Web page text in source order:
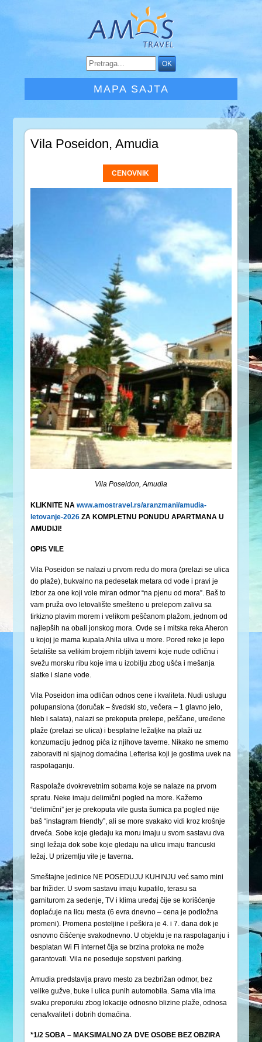
MAPA SAJTA
Vila Poseidon, Amudia
CENOVNIK
Vila Poseidon, Amudia
KLIKNITE NAwww.amostravel.rs/aranzmani/amudia-
letovanje-2026 ZA KOMPLETNU PONUDU APARTMANA U
AMUDIJI!
OPIS VILE
Vila Poseidon se nalazi u prvom redu do mora (prelazi se ulica
do plaže), bukvalno na pedesetak metara od vode i pravi je
izbor za one koji vole miran odmor “na pjenu od mora”. Baš to
vam pruža ovo letovalište smešteno u prelepom zalivu sa
tirkizno plavim morem i velikom peščanom plažom, jednom od
najlepših na obali jonskog mora. Ovde se i mitska reka Aheron
u kojoj je mama kupala Ahila uliva u more. Pored reke je lepo
šetalište sa velikim brojem ribljih taverni koje nude odličnu i
svežu morsku ribu koje ima u izobilju zbog ušća i mešanja
slatke i slane vode.
Vila Poseidon ima odličan odnos cene i kvaliteta. Nudi uslugu
polupansiona (doručak – švedski sto, večera – 1 glavno jelo,
hleb i salata), nalazi se prekoputa prelepe, peščane, uređene
plaže (prelazi se ulica) i besplatne ležaljke na plaži uz
konzumaciju jednog pića iz njihove taverne. Nikako ne smemo
zaboraviti ni sjajnog domaćina Lefterisa koji je gostima uvek na
raspolaganju.
Raspolaže dvokrevetnim sobama koje se nalaze na prvom
spratu. Neke imaju delimični pogled na more. Kažemo
“delimični” jer je prekoputa vile gusta šumica pa pogled nije
baš “instagram friendly”, ali se more svakako vidi kroz krošnje
drveća. Sobe koje gledaju ka moru imaju u svom sastavu dva
singl ležaja dok sobe koje gledaju na ulicu imaju francuski
ležaj. U prizemlju vile je taverna.
Smeštajne jedinice NE POSEDUJU KUHINJU već samo mini
bar frižider. U svom sastavu imaju kupatilo, terasu sa
garniturom za sedenje, TV i klima uređaj čije se korišćenje
doplaćuje na licu mesta (6 evra dnevno – cena je podložna
promeni). Promena posteljine i peškira je 4. i 7. dana dok je
osnovno čišćenje svakodnevno. U objektu je na raspolaganju i
besplatan Wi Fi internet čija se brzina protoka ne može
garantovati. Vila ne poseduje sopstveni parking.
Amudia predstavlja pravo mesto za bezbrižan odmor, bez
velike gužve, buke i ulica punih automobila. Sama vila ima
svaku preporuku zbog lokacije odnosno blizine plaže, odnosa
cena/kvalitet i dobrih domaćina.
*1/2 SOBA – MAKSIMALNO ZA DVE OSOBE BEZ OBZIRA